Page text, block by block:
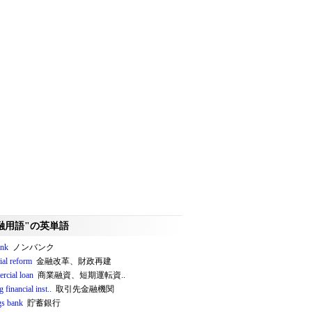
用語"の英単語
ノンバンク
reform 金融改革、財政再建
loan 商業融資、短期運転資..
financial inst.. 取引先金融機関
bank 貯蓄銀行